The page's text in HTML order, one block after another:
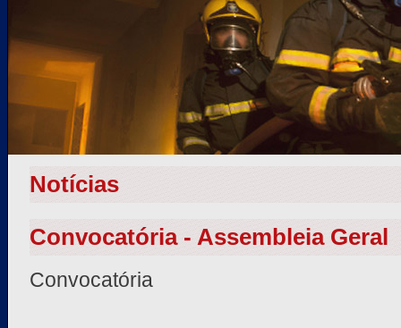
Notícias
Convocatória - Assembleia Geral
Convocatória